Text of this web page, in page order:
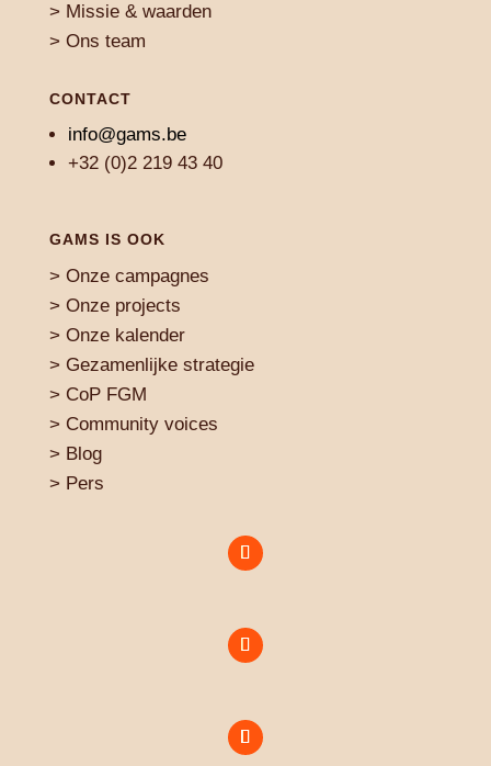
> Missie & waarden
> Ons team
CONTACT
info@gams.be
+32 (0)2 219 43 40
GAMS IS OOK
> Onze campagnes
> Onze projects
> Onze kalender
> Gezamenlijke strategie
> CoP FGM
> Community voices
> Blog
> Pers